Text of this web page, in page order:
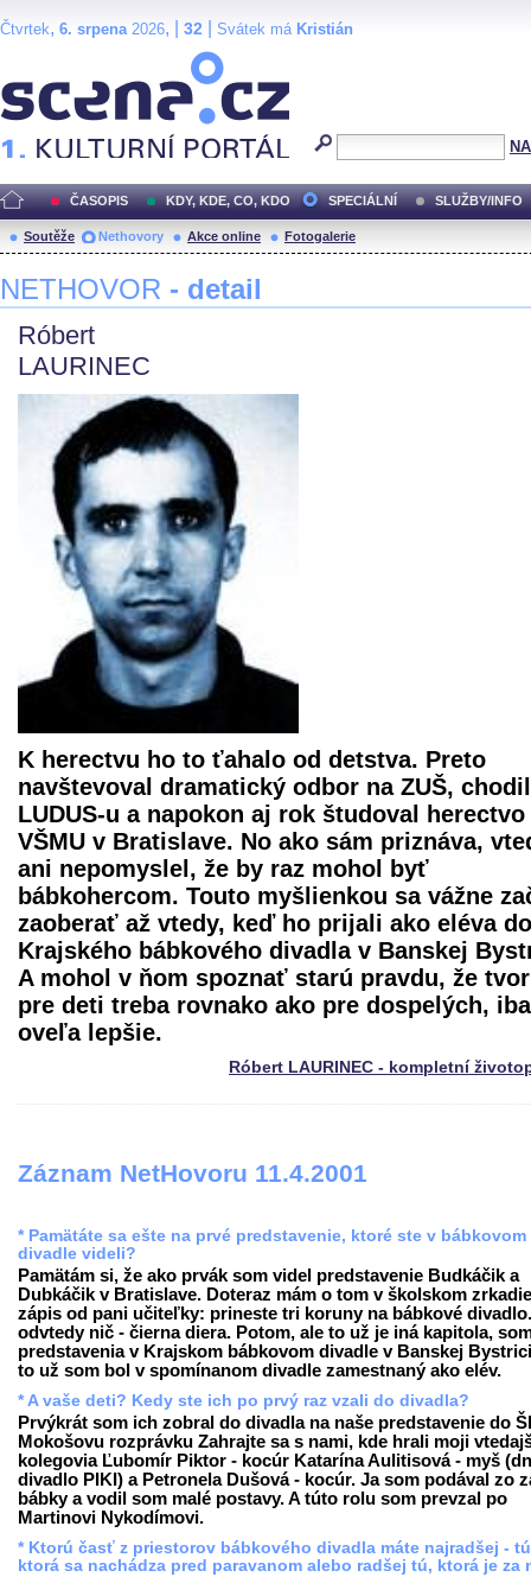
Čtvrtek, 6. srpena2026, | 32 Svátek má Kristián
ČASOPIS KDY, KDE, CO, KDO SPECIÁLNÍ SLUŽBY/INFO
Soutěže Nethovory Akce online Fotogalerie
NETHOVOR - detail
Róbert
LAURINEC
K herectvu ho to ťahalo od detstva. Preto
navštevoval dramatický odbor na ZUŠ,
LUDUS-u a napokon aj rok študoval herectvo
VŠMU v Bratislave. No ako sám priznáva,
ani nepomyslel, že by raz mohol byť
bábkohercom. Touto myšlienkou sa vážne
zaoberať až vtedy, keď ho prijali ako eléva do
Krajského bábkového divadlav Banskej
A mohol v ňom spoznať starú pravdu, že
pre deti treba rovnako ako pre dospelých,
oveľa lepšie.
Róbert LAURINEC - kompletní
Záznam NetHovoru 11.4.2001
* Pamätáte sa ešte na prvé predstavenie, ktoré ste v bábkovom
divadle videli?
Pamätám si, že ako prvák som videl predstavenie Budkáčik a
Dubkáčik v Bratislave. Doteraz mám o tom v školskom
zápis od pani učiteľky: prineste tri koruny na bábkové
odvtedy nič - čierna diera. Potom, ale to už je iná kapitola,
predstavenia v Krajskom bábkovom divadle v Banskej
to už som bol v spomínanom divadle zamestnaný ako elév.
* A vaše deti? Kedy ste ich po prvý raz vzali do divadla?
Prvýkrát som ich zobral do divadla na naše predstavenie do
Mokošovu rozprávku Zahrajte sa s nami, kde hrali moji
kolegovia Ľubomír Piktor - kocúr Katarína Aulitisová - myš
divadlo PIKI) a Petronela Dušová - kocúr. Ja som podával zo
bábky a vodil som malé postavy. A túto rolu som prevzal po
Martinovi Nykodímovi.
* Ktorú časť z priestorov bábkového divadla máte najradšej -
ktorá sa nachádza pred paravanom alebo radšej tú, ktorá je za